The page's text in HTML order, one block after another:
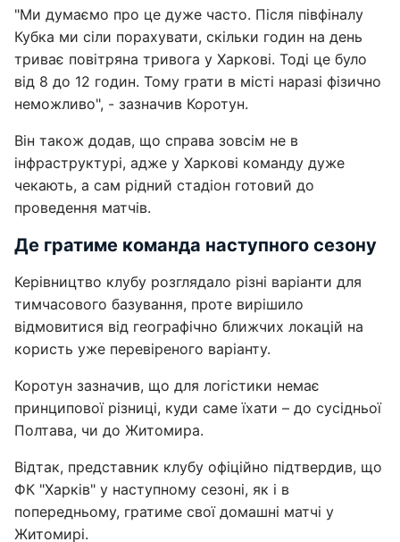
"Ми думаємо про це дуже часто. Після півфіналу
Кубка ми сіли порахувати, скільки годин на день
триває повітряна тривога у Харкові. Тоді це було
від 8 до 12 годин. Тому грати в місті наразі фізично
неможливо", - зазначив Коротун.
Він також додав, що справа зовсім не в
інфраструктурі, адже у Харкові команду дуже
чекають, а сам рідний стадіон готовий до
проведення матчів.
Де гратиме команда наступного сезону
Керівництво клубу розглядало різні варіанти для
тимчасового базування, проте вирішило
відмовитися від географічно ближчих локацій на
користь уже перевіреного варіанту.
Коротун зазначив, що для логістики немає
принципової різниці, куди саме їхати – до сусідньої
Полтава, чи до Житомира.
Відтак, представник клубу офіційно підтвердив, що
ФК "Харків" у наступному сезоні, як і в
попередньому, гратиме свої домашні матчі у
Житомирі.